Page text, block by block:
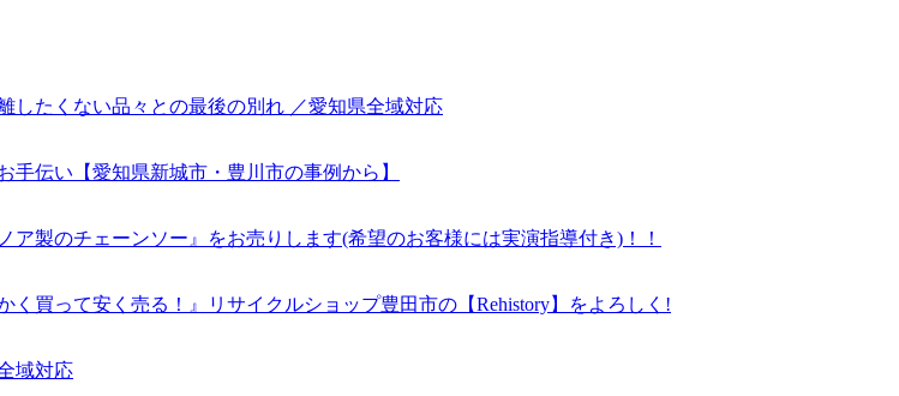
たくない品々との最後の別れ ／愛知県全域対応
伝い【愛知県新城市・豊川市の事例から】
製のチェーンソー』をお売りします(希望のお客様には実演指導付き)！！
買って安く売る！』リサイクルショップ豊田市の【Rehistory】をよろしく!
域対応